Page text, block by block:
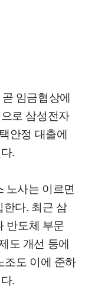
임금협상에
로 삼성전자
안정 대출에
.
노사는 이르면
다. 최근 삼
반도체 부문
도 개선 등에
조도 이에 준하
.